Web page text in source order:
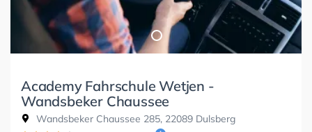
Academy Fahrschule Wetjen -
Wandsbeker Chaussee
Wandsbeker Chaussee 285, 22089 Dulsberg